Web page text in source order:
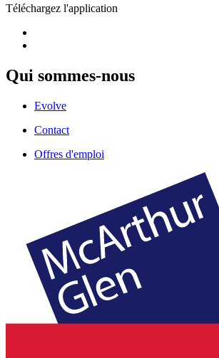
Téléchargez l'application
Qui sommes-nous
Evolve
Contact
Offres d'emploi